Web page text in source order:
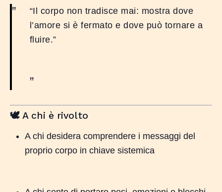
“Il corpo non tradisce mai: mostra dove
l’amore si è fermato e dove può tornare a
fluire.”
🕊️ A chi è rivolto
A chi desidera comprendere i messaggi del
proprio corpo in chiave sistemica